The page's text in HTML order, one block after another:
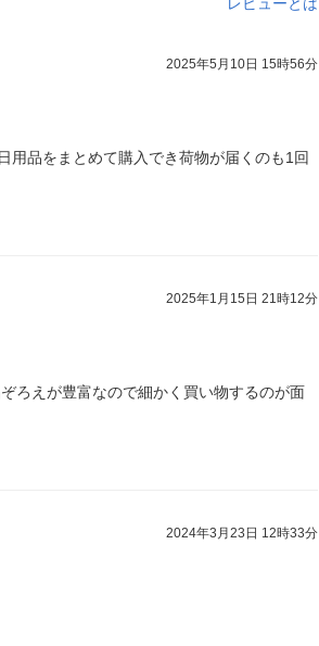
2025年5月10日 15時56分
用品をまとめて購入でき荷物が届くのも1回
2025年1月15日 21時12分
ろえが豊富なので細かく買い物するのが面
2024年3月23日 12時33分